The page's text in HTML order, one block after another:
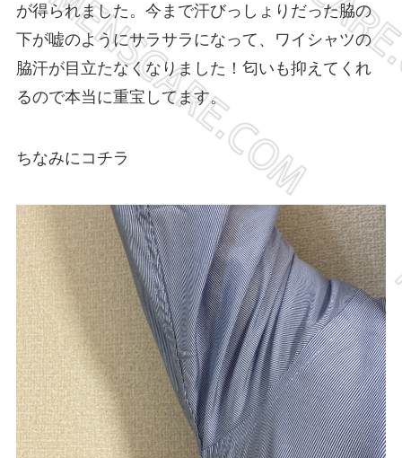
が得られました。今まで汗びっしょりだった脇の
下が嘘のようにサラサラになって、ワイシャツの
脇汗が目立たなくなりました！匂いも抑えてくれ
るので本当に重宝してます。
ちなみにコチラ